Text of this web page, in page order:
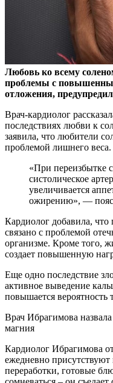
Любовь ко всему
проблемы с
отложения,
Врач-кардиолог
последствиях любви к
заявила, что любители
проблемой лишнего веса.
«При переизбытке
систолическое
увеличивается
ожирению», —
Кардиолог добавила, что
связано с проблемой
организме. Кроме того,
создает повышенную
Еще одно последствие
активное выведение
повышается вероятность
Врач Ибрагимова
магния
Кардиолог Ибрагимова
ежедневно
переработки, готовые